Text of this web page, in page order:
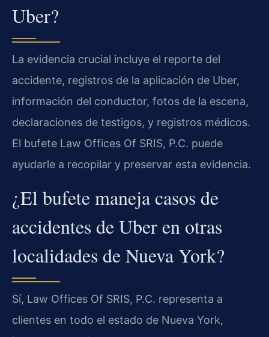
Uber?
La evidencia crucial incluye el reporte del
accidente, registros de la aplicación de Uber,
información del conductor, fotos de la escena,
declaraciones de testigos, y registros médicos.
El bufete Law Offices Of SRIS, P.C. puede
ayudarle a recopilar y preservar esta evidencia.
¿El bufete maneja casos de
accidentes de Uber en otras
localidades de Nueva York?
Sí, Law Offices Of SRIS, P.C. representa a
clientes en todo el estado de Nueva York,